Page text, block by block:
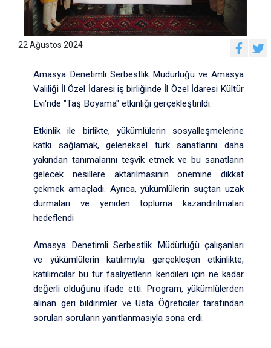
22 Ağustos 2024
Amasya Denetimli Serbestlik Müdürlüğü ve Amasya
Valiliği İl Özel İdaresi iş birliğinde İl Özel İdaresi Kültür
Evi'nde "Taş Boyama" etkinliği gerçekleştirildi.
Etkinlik ile birlikte, yükümlülerin sosyalleşmelerine
katkı sağlamak, geleneksel türk sanatlarını daha
yakından tanımalarını teşvik etmek ve bu sanatların
gelecek nesillere aktarılmasının önemine dikkat
çekmek amaçladı. Ayrıca, yükümlülerin suçtan uzak
durmaları ve yeniden topluma kazandırılmaları
hedeflendi
Amasya Denetimli Serbestlik Müdürlüğü çalışanları
ve yükümlülerin katılımıyla gerçekleşen etkinlikte,
katılımcılar bu tür faaliyetlerin kendileri için ne kadar
değerli olduğunu ifade etti. Program, yükümlülerden
alınan geri bildirimler ve Usta Öğreticiler tarafından
sorulan soruların yanıtlanmasıyla sona erdi.